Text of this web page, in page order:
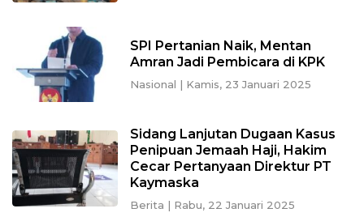
SPI Pertanian Naik, Mentan
Amran Jadi Pembicara di KPK
Nasional | Kamis, 23 Januari 2025
Sidang Lanjutan Dugaan Kasus
Penipuan Jemaah Haji, Hakim
Cecar Pertanyaan Direktur PT
Kaymaska
Berita | Rabu, 22 Januari 2025